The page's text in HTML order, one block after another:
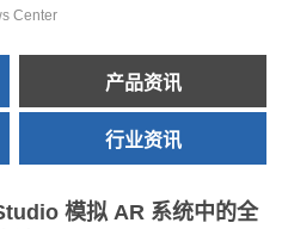
Center
产品资讯
行业资讯
模拟 AR 系统中的全